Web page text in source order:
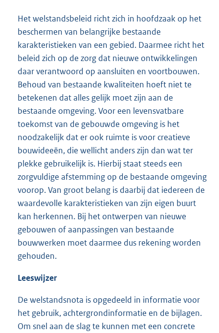
Het welstandsbeleid richt zich in hoofdzaak op het
beschermen van belangrijke bestaande
karakteristieken van een gebied. Daarmee richt het
beleid zich op de zorg dat nieuwe ontwikkelingen
daar verantwoord op aansluiten en voortbouwen.
Behoud van bestaande kwaliteiten hoeft niet te
betekenen dat alles gelijk moet zijn aan de
bestaande omgeving. Voor een levensvatbare
toekomst van de gebouwde omgeving is het
noodzakelijk dat er ook ruimte is voor creatieve
bouwideeën, die wellicht anders zijn dan wat ter
plekke gebruikelijk is. Hierbij staat steeds een
zorgvuldige afstemming op de bestaande omgeving
voorop. Van groot belang is daarbij dat iedereen de
waardevolle karakteristieken van zijn eigen buurt
kan herkennen. Bij het ontwerpen van nieuwe
gebouwen of aanpassingen van bestaande
bouwwerken moet daarmee dus rekening worden
gehouden.
Leeswijzer
De welstandsnota is opgedeeld in informatie voor
het gebruik, achtergrondinformatie en de bijlagen.
Om snel aan de slag te kunnen met een concrete